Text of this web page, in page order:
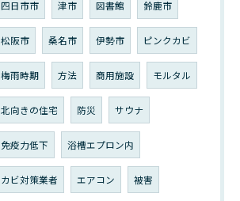
四日市市 津市 図書館 鈴鹿市
松阪市 桑名市 伊勢市 ピンクカビ
梅雨時期 方法 商用施設 モルタル
北向きの住宅 防災 サウナ
免疫力低下 浴槽エプロン内
カビ対策業者 エアコン 被害